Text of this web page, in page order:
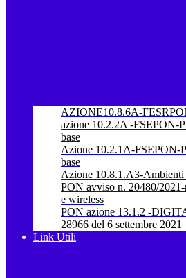
AZIONE10.8.6A-
azione 10.2.2A -FSEPON-
base
Azione 10.2.1A-FSEPON-
base
Azione 10.8.1.A3-
PON avviso n. 20480/
e wireless
PON azione 13.1.2 -
28966 del 6 settembre 2021
Link Utili